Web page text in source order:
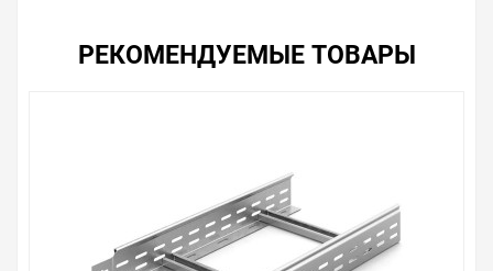
Быстрая доставка в любой город – несколько
доставку в Ваш город или прямо к вашей двери. Это
удобнее, чем объезжать магазины, тратить время,
выбирать из того, что предлагают, а не покупать то,
что нужно, что хочется.
РЕКОМЕНДУЕМЫЕ ТОВАРЫ